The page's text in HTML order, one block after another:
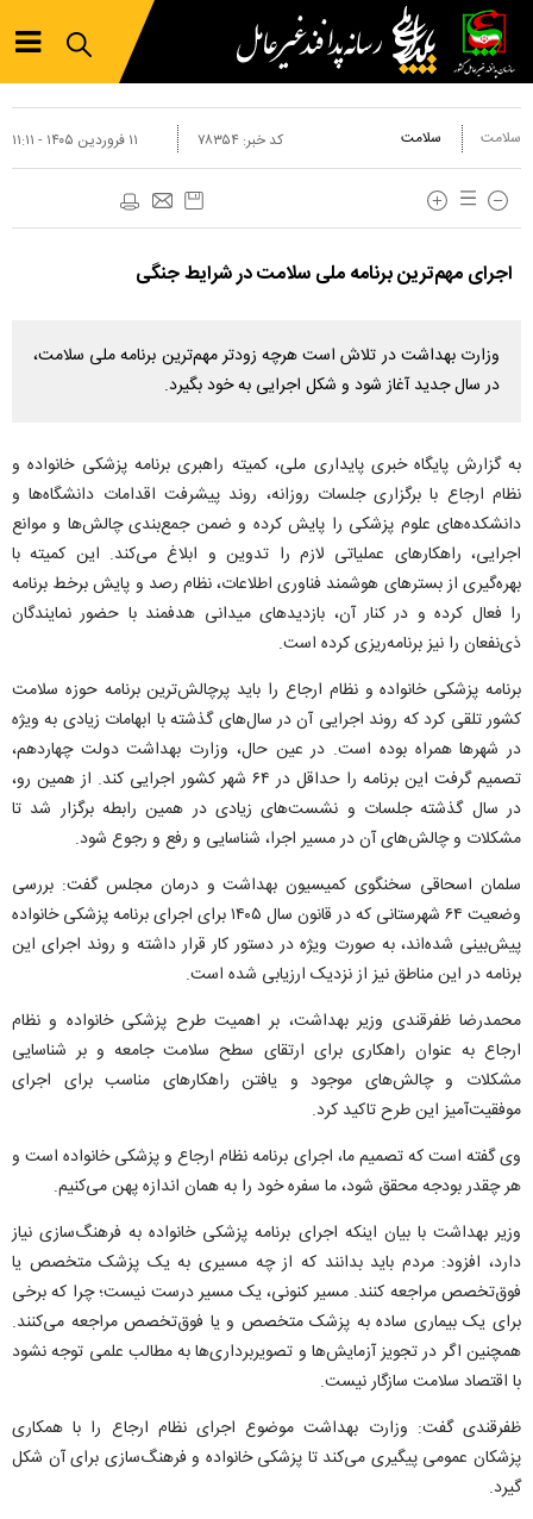
سلامت سلامت ۱۱ فروردين ۱۴۰۵ - ۱۱:۱۱ کد خبر:۷۸۳۵۴
اجرای مهم‌ترین برنامه ملی سلامت در شرایط جنگی
وزارت بهداشت در تلاش است هرچه زودتر مهم‌ترین برنامه ملی سلامت،
در سال جدید آغاز شود و شکل اجرایی به خود بگیرد.
به گزارش پایگاه خبری پایداری ملی، کمیته راهبری برنامه پزشکی خانواده و
نظام ارجاع با برگزاری جلسات روزانه، روند پیشرفت اقدامات دانشگاه‌ها و
دانشکده‌های علوم پزشکی را پایش کرده و ضمن جمع‌بندی چالش‌ها و موانع
اجرایی، راهکار‌های عملیاتی لازم را تدوین و ابلاغ می‌کند. این کمیته با
بهره‌گیری از بستر‌های هوشمند فناوری اطلاعات، نظام رصد و پایش برخط برنامه
را فعال کرده و در کنار آن، بازدید‌های میدانی هدفمند با حضور نمایندگان
ذی‌نفعان را نیز برنامه‌ریزی کرده است.
برنامه پزشکی خانواده و نظام ارجاع را باید پرچالش‌ترین برنامه حوزه سلامت
کشور تلقی کرد که روند اجرایی آن در سال‌های گذشته با ابهامات زیادی به ویژه
در شهر‌ها همراه بوده است. در عین حال، وزارت بهداشت دولت چهاردهم،
تصمیم گرفت این برنامه را حداقل در ۶۴ شهر کشور اجرایی کند. از همین رو،
در سال گذشته جلسات و نشست‌های زیادی در همین رابطه برگزار شد تا
مشکلات و چالش‌های آن در مسیر اجرا، شناسایی و رفع و رجوع شود.
سلمان اسحاقی سخنگوی کمیسیون بهداشت و درمان مجلس گفت: بررسی
وضعیت ۶۴ شهرستانی که در قانون سال ۱۴۰۵ برای اجرای برنامه پزشکی خانواده
پیش‌بینی شده‌اند، به صورت ویژه در دستور کار قرار داشته و روند اجرای این
برنامه در این مناطق نیز از نزدیک ارزیابی شده است.
محمدرضا ظفرقندی وزیر بهداشت، بر اهمیت طرح پزشکی خانواده و نظام
ارجاع به عنوان راهکاری برای ارتقای سطح سلامت جامعه و بر شناسایی
مشکلات و چالش‌های موجود و یافتن راهکار‌های مناسب برای اجرای
موفقیت‌آمیز این طرح تاکید کرد.
وی گفته است که تصمیم ما، اجرای برنامه نظام ارجاع و پزشکی خانواده است و
هر چقدر بودجه محقق شود، ما سفره خود را به همان اندازه پهن می‌کنیم.
وزیر بهداشت با بیان اینکه اجرای برنامه پزشکی خانواده به فرهنگ‌سازی نیاز
دارد، افزود: مردم باید بدانند که از چه مسیری به یک پزشک متخصص یا
فوق‌تخصص مراجعه کنند. مسیر کنونی، یک مسیر درست نیست؛ چرا که برخی
برای یک بیماری ساده به پزشک متخصص و یا فوق‌تخصص مراجعه می‌کنند.
همچنین اگر در تجویز آزمایش‌ها و تصویربرداری‌ها به مطالب علمی توجه نشود
با اقتصاد سلامت سازگار نیست.
ظفرقندی گفت: وزارت بهداشت موضوع اجرای نظام ارجاع را با همکاری
پزشکان عمومی پیگیری می‌کند تا پزشکی خانواده و فرهنگ‌سازی برای آن شکل
گیرد.